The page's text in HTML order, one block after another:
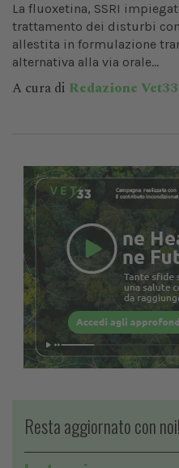
La fluoxetina, SSRI
trattamento dei disturbi
allestita in formulazione
alternativa alla via orale...
A cura di Redazione Vet33
Resta aggiornato con noi!